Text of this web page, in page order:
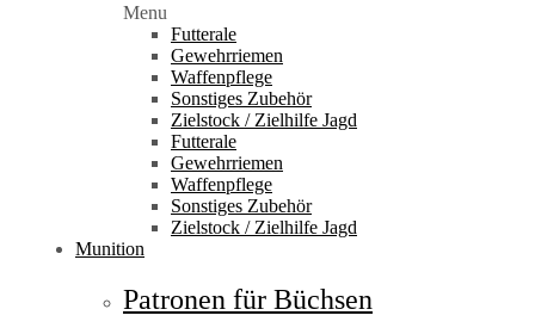
Menu
Futterale
Gewehrriemen
Waffenpflege
Sonstiges Zubehör
Zielstock / Zielhilfe Jagd
Futterale
Gewehrriemen
Waffenpflege
Sonstiges Zubehör
Zielstock / Zielhilfe Jagd
Munition
Patronen für Büchsen